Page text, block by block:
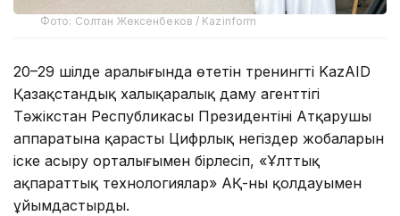
Фото: Солтан Жексенбеков / Kazinform
20–29 шілде аралығында өтетін тренингті KazAID
Қазақстандық халықаралық даму агенттігі
Тәжікстан Республикасы Президентінің Атқарушы
аппаратына қарасты Цифрлық негіздер жобаларын
іске асыру орталығымен бірлесіп, «Ұлттық
ақпараттық технологиялар» АҚ-ның қолдауымен
ұйымдастырды.